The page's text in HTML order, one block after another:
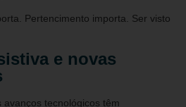
Pertencimento importa. Ser visto
e novas
avanços tecnológicos têm